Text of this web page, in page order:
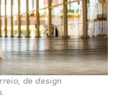
de design